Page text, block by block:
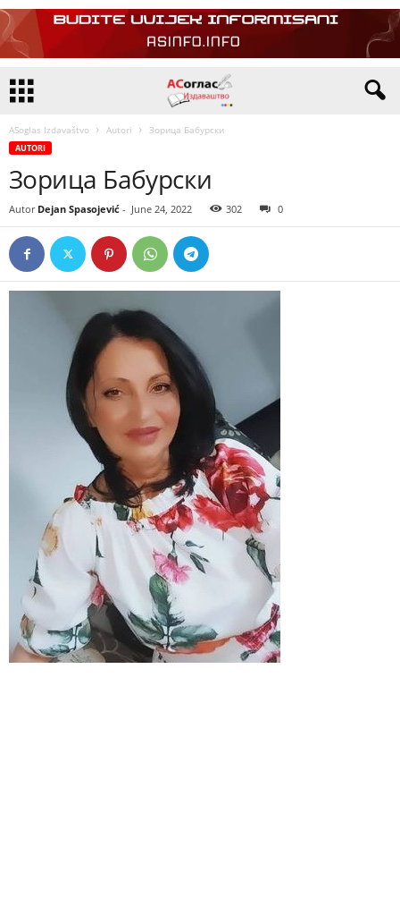
ASoglas Izdavaštvo Autori Зорица Бабурски
AUTORI
Зорица Бабурски
Autor Dejan Spasojević - June 24, 2022 302 0